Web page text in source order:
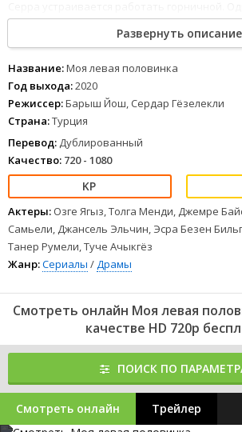
она знакомится с Селимом, который тратит
на развлечения и не хочет работать.
12345 678
Развернуть описание
Название:Моя левая половинка
Год выхода:2020
Режиссер:Барыш Йош, Сердар Гёзелекли
Страна:Турция
Перевод: Дублированный
Качество: 720 - 1080
Актеры: Озге Ягыз, Толга Менди, Джемре
Самьели, Джансель Эльчин, Эсра Безен
Танер Румели, Туче Ачыкгёз
Жанр:Сериалы /Драмы
Смотреть онлайн Моя левая
качестве HD 720p
ПОИСК ПО
Смотреть онлайн Трейлер